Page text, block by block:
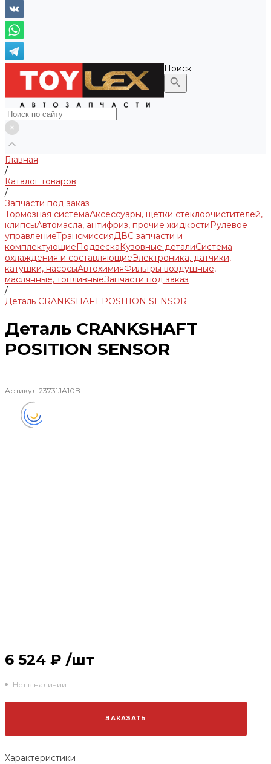
Поиск
Главная
/
Каталог товаров
/
Запчасти под заказ
Тормозная системаАксессуары, щетки стеклоочистителей,
клипсыАвтомасла, антифриз, прочие жидкостиРулевое
управлениеТрансмиссияДВС запчасти и
комплектующиеПодвескаКузовные деталиСистема
охлаждения и составляющиеЭлектроника, датчики,
катушки, насосыАвтохимияФильтры воздушные,
маслянные, топливныеЗапчасти под заказ
/
Деталь CRANKSHAFT POSITION SENSOR
Деталь CRANKSHAFT
POSITION SENSOR
Артикул 23731JA10B
6 524 ₽ /шт
Нет в наличии
ЗАКАЗАТЬ
Характеристики